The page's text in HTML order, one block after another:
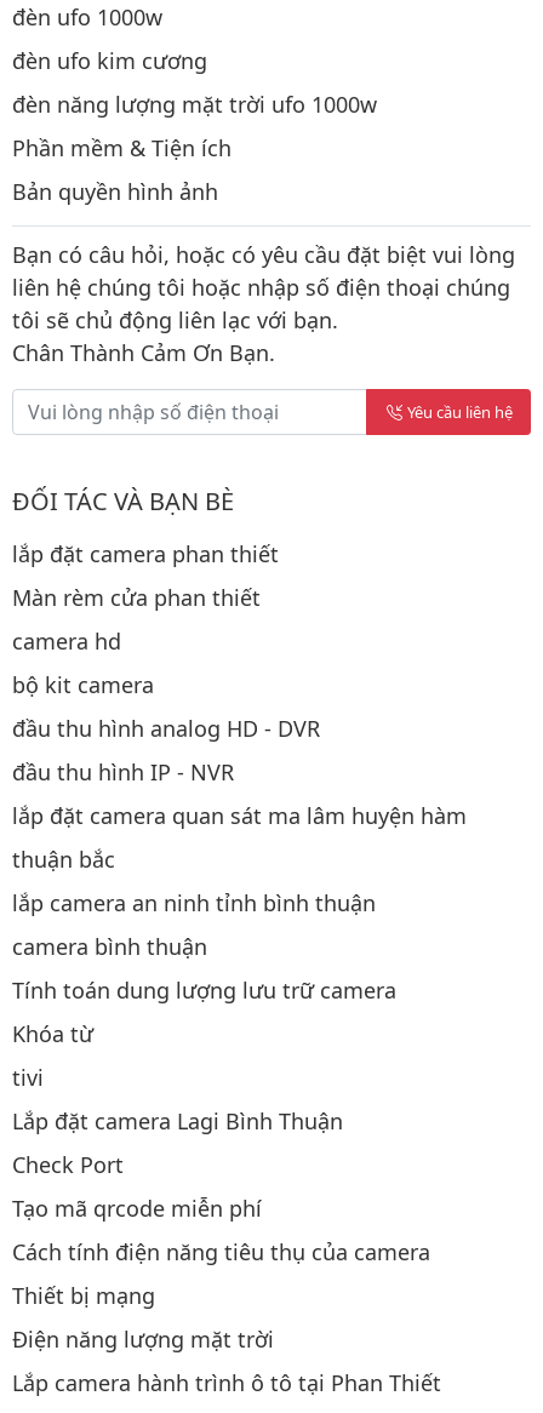
đèn ufo 1000w
đèn ufo kim cương
đèn năng lượng mặt trời ufo 1000w
Phần mềm & Tiện ích
Bản quyền hình ảnh
Bạn có câu hỏi, hoặc có yêu cầu đặt biệt vui lòng
liên hệ chúng tôi hoặc nhập số điện thoại chúng
tôi sẽ chủ động liên lạc với bạn.
Chân Thành Cảm Ơn Bạn.
Yêu cầu liên hệ
ĐỐI TÁC VÀ BẠN BÈ
lắp đặt camera phan thiết
Màn rèm cửa phan thiết
camera hd
bộ kit camera
đầu thu hình analog HD - DVR
đầu thu hình IP - NVR
lắp đặt camera quan sát ma lâm huyện hàm
thuận bắc
lắp camera an ninh tỉnh bình thuận
camera bình thuận
Tính toán dung lượng lưu trữ camera
Khóa từ
tivi
Lắp đặt camera Lagi Bình Thuận
Check Port
Tạo mã qrcode miễn phí
Cách tính điện năng tiêu thụ của camera
Thiết bị mạng
Điện năng lượng mặt trời
Lắp camera hành trình ô tô tại Phan Thiết